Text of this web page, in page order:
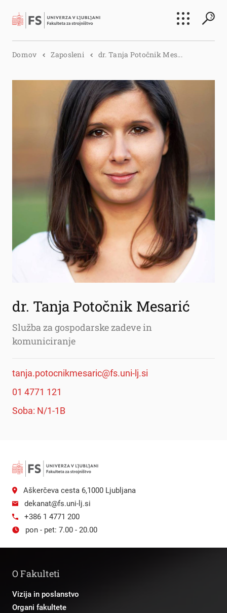
Išči
Domov Zaposleni dr. Tanja Potočnik Mes...
dr. Tanja Potočnik Mesarić
Služba za gospodarske zadeve in
komuniciranje
tanja.potocnikmesaric@fs.uni-lj.si
01 4771 121
Soba: N/1-1B
Aškerčeva cesta 6,1000 Ljubljana
dekanat@fs.uni-lj.si
+386 1 4771 200
pon - pet: 7.00 - 20.00
O Fakulteti
Vizija in poslanstvo
Organi fakultete